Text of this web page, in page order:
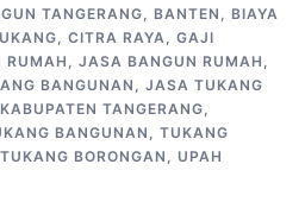
TANGERANG, BANTEN , BIAYA
, CITRA RAYA, GAJI
RUMAH , JASA BANGUN RUMAH ,
BANGUNAN, JASA TUKANG
KABUPATEN TANGERANG,
BANGUNAN , TUKANG
TUKANG BORONGAN , UPAH